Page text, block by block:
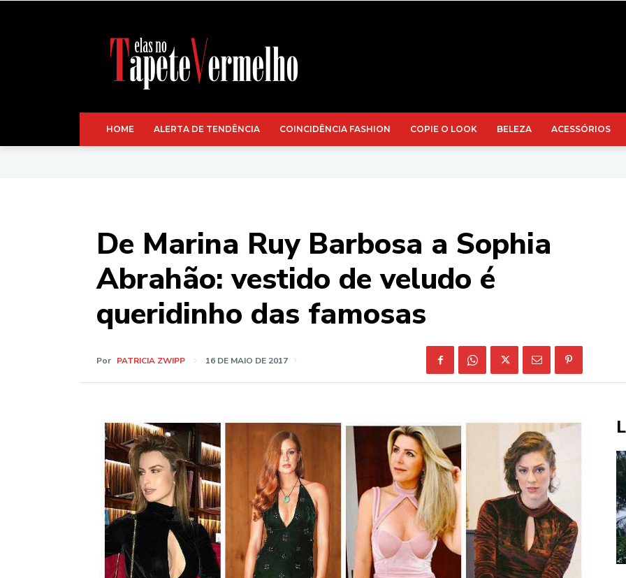
HOME ALERTA DE TENDÊNCIA COINCIDÊNCIA FASHION COPIE O LOOK BELEZA ACESSÓRIOS
De Marina Ruy Barbosa a Sophia
Abrahão: vestido de veludo é
queridinho das famosas
Por PATRICIA ZWIPP 16 DE MAIO DE 2017